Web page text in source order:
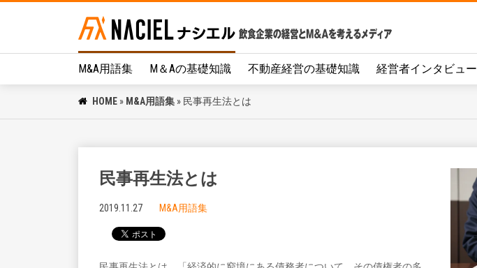
M&A用語集 M＆Aの基礎知識 不動産経営の基礎知識 経営者インタビュー
HOME » M&A用語集 » 民事再生法とは
民事再生法とは
2019.11.27 M&A用語集